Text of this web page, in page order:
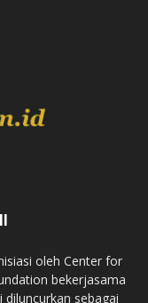
oleh Center for
bekerjasama
sebagai